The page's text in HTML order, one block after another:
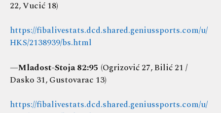
22, Vucić 18)
https://fibalivestats.dcd.shared.geniussports.com/u/
HKS/2138939/bs.html
—Mladost-Stoja 82:95 (Ogrizović 27, Bilić 21 /
Dasko 31, Gustovarac 13)
https://fibalivestats.dcd.shared.geniussports.com/u/